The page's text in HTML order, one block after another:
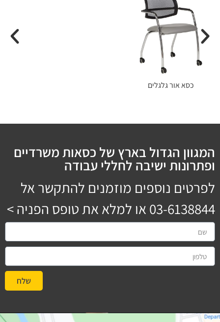
כסא אור גלגלים
המגוון הגדול בארץ של כסאות משרדיים
ופתרונות ישיבה לחללי עבודה
לפרטים נוספים מוזמנים להתקשר אל
03-6138844 או למלא את טופס הפניה >
שלח